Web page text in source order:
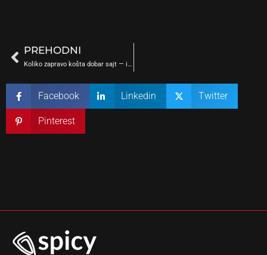
Prev
PREHODNI
Koliko zapravo košta dobar sajt — i zašto cena nije isto što i vrednost
Facebook Linkedin Twitter
Pinterest